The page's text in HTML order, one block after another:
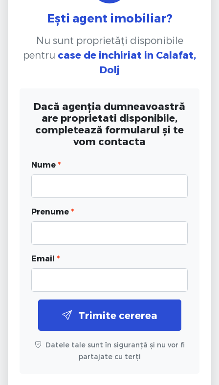
Ești agent imobiliar?
Nu sunt proprietăți disponibile
pentru case de inchiriat in Calafat,
Dolj
Dacă agenția dumneavoastră
are proprietati disponibile,
completează formularul și te
vom contacta
Nume *
Prenume *
Email *
Trimite cererea
Datele tale sunt în siguranță și nu vor fi
partajate cu terți